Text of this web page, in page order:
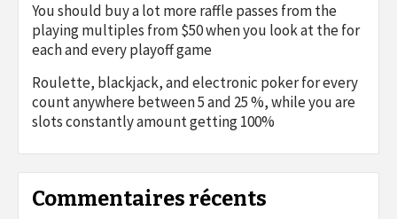
You should buy a lot more raffle passes from the
playing multiples from $50 when you look at the for
each and every playoff game
Roulette, blackjack, and electronic poker for every
count anywhere between 5 and 25 %, while you are
slots constantly amount getting 100%
Commentaires récents